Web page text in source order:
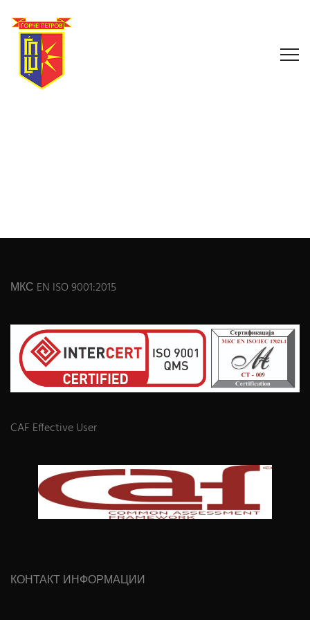
МКС EN ISO 9001:2015
CAF Effective User
КОНТАКТ ИНФОРМАЦИИ